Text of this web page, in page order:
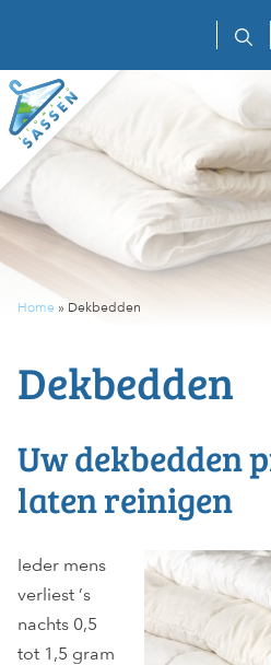
content
Home » Dekbedden
Dekbedden
Uw dekbedden
laten reinigen
Ieder mens
verliest ’s
nachts 0,5
tot 1,5 gram